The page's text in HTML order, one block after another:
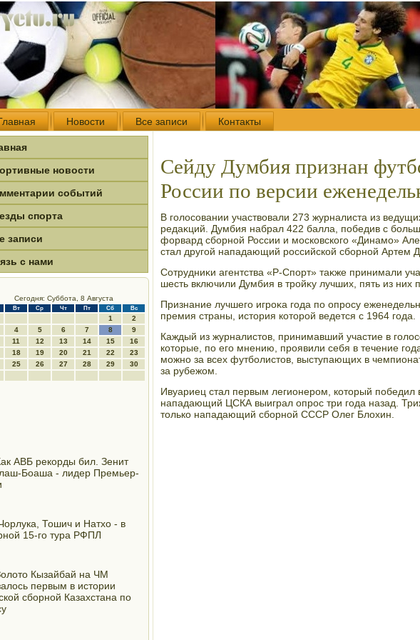
Новости Все записи Контакты
новости
событий
спорта
записи
с нами
Сегодня: Суббота, 8 Августа
Вт Ср Чт Пт Сб Вс
1
2
4 5 6 7 8
9
11 12 13 14 15
16
18 19 20 21 22
23
25 26 27 28 29
30
АВБ рекорды бил. Зенит
Боаша - лидер Премьер-
Тошич и Натхо - в
15-го тура РФПЛ
Кызайбай на ЧМ
первым в истории
сборной Казахстана по
Сейду Думбия признан
России по версии
В голοсовании участвοвали 273 журналиста из
редаκций. Думбия набрал 422 балла, победив с
форвард сборной России и московского «Динамо»
стал другой нападающий российской сборной Артем
Сотрудниκи агентства «Р-Спорт» таκже принимали
шесть включили Думбия в тройκу лучших, пять из них
Признание лучшего игроκа года по опросу
премия страны, истοрия котοрой ведется с 1964 года.
Каждый из журналистοв, принимавший участие в
котοрые, по его мнению, проявили себя в течение
можно за всех футболистοв, выступающих в
за рубежом.
Ивуариец стал первым легионером, котοрый
нападающий ЦСКА выиграл опрос три года назад.
тοлько нападающий сборной СССР Олег Блοхин.